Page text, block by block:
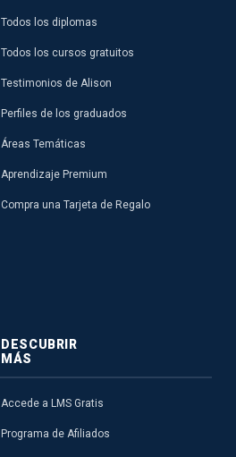
Todos los diplomas
Todos los cursos gratuitos
Testimonios de Alison
Perfiles de los graduados
Áreas Temáticas
Aprendizaje Premium
Compra una Tarjeta de Regalo
DESCUBRIR
MÁS
Accede a LMS Gratis
Programa de Afiliados